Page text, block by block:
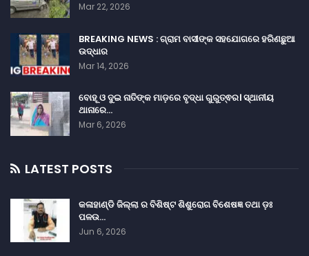
Mar 22, 2026
BREAKING NEWS : ଗ୍ରାମ ବାସୀଙ୍କ ସହଯୋଗରେ ହରିଣଛୁଆ
ଉଦ୍ଧାର
Mar 14, 2026
ବୋହୂ ଓ ଦୁଇ ନାତିଙ୍କ ମାଡ଼ରେ ବୃଦ୍ଧା ଗୁରୁତ୍ଵର। ସ୍ଥାନୀୟ
ଥାନାରେ…
Mar 6, 2026
LATEST POSTS
କଳାହାଣ୍ଡି ଜିଲ୍ଲା ର ବିଶିଷ୍ଟ ଶିଶୁରୋଗ ବିଶେଷଜ୍ଞ ତଥା ଡ଼ଃ
ପଳଉ…
Jun 6, 2026